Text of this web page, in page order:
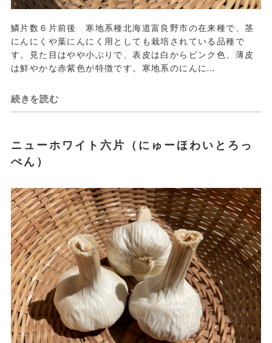
鱗片数６片前後 寒地系種北海道富良野市の在来種で、茎
にんにくや葉にんにく用としても栽培されている品種で
す。見た目はやや小ぶりで、表皮は白からピンク色、薄皮
は鮮やかな赤紫色が特徴です。寒地系のにんに...
続きを読む
ニューホワイト六片（にゅーほわいとろっ
ぺん）